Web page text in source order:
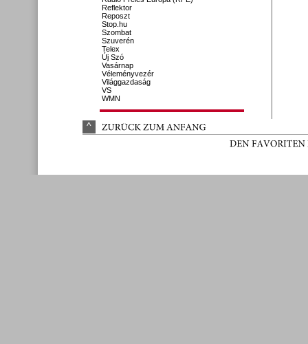
Reflektor
Reposzt
Stop.hu
Szombat
Szuverén
Telex
Új Szó
Vasárnap
Véleményvezér
Világgazdaság
VS
WMN
^ ZURÜCK ZUM ANFANG
DEN FAVORITEN